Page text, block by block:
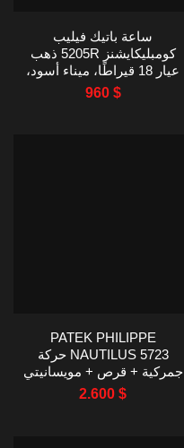
ساعة باتيك فيليب
كومبليكايشنز 5205R ذهب
عيار 18 قيراطًا، ميناء أسود،
نسخة طبق الأصل
960 $
PATEK PHILIPPE
NAUTILUS 5723 حركة
جمركية + قرص + مويسانيتي
+ ملفوف بالذهب 40MM
2.600 $